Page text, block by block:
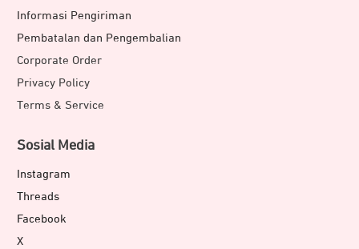
Informasi Pengiriman
Pembatalan dan Pengembalian
Corporate Order
Privacy Policy
Terms & Service
Sosial Media
Instagram
Threads
Facebook
X